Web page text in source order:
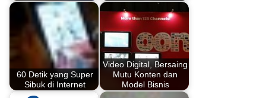
60 Detik yang Super
Sibuk di Internet
Video Digital, Bersaing
Mutu Konten dan
Model Bisnis